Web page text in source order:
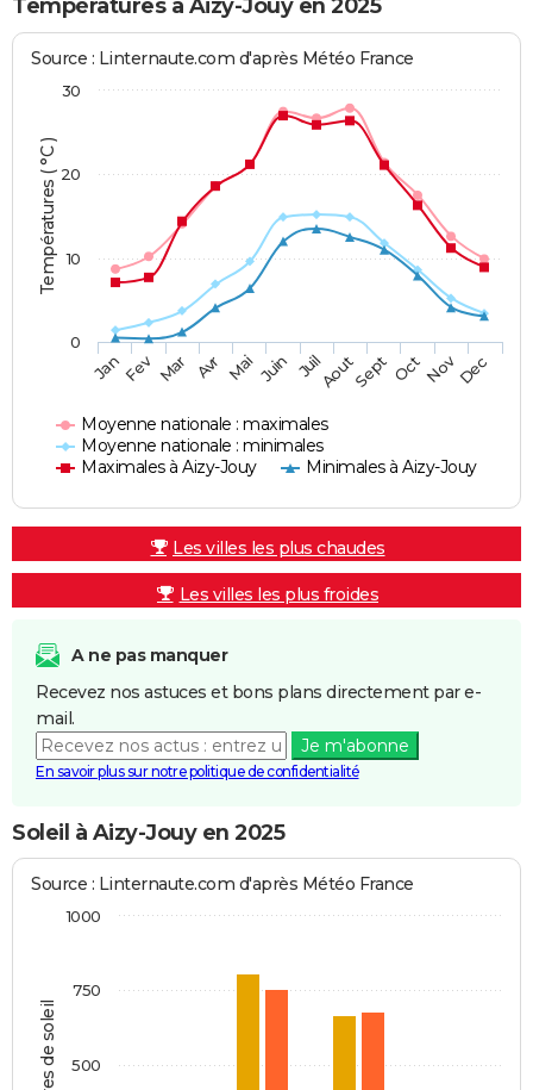
Températures à Aizy-Jouy en 2025
Températures ( °C )
Source : Linternaute.com d'après Météo France
Moyenne nationale : maximales
Moyenne nationale : minimales
Maximales à Aizy-Jouy
Minimales à Aizy-Jouy
JanFev Mar Avr Mai Juin JuilAoutSept OctNovDec
0
10
20
30
Les villes les plus chaudes
Les villes les plus froides
A ne pas manquer
Recevez nos astuces et bons plans directement par e-
mail.
Je m'abonne
En savoir plus sur notre politique de confidentialité
Soleil à Aizy-Jouy en 2025
Source : Linternaute.com d'après Météo France
500
750
1000